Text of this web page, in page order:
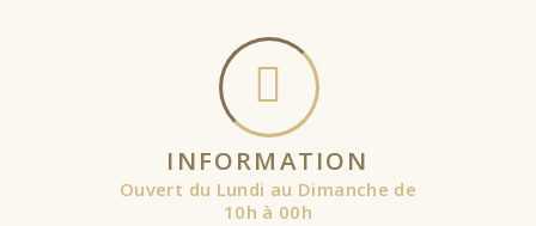
INFORMATION
Ouvert du Lundi au Dimanche de
10h à 00h